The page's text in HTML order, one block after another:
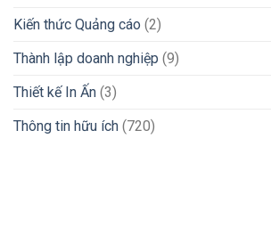
Kiến thức Quảng cáo (2)
Thành lập doanh nghiệp (9)
Thiết kế In Ấn (3)
Thông tin hữu ích (720)